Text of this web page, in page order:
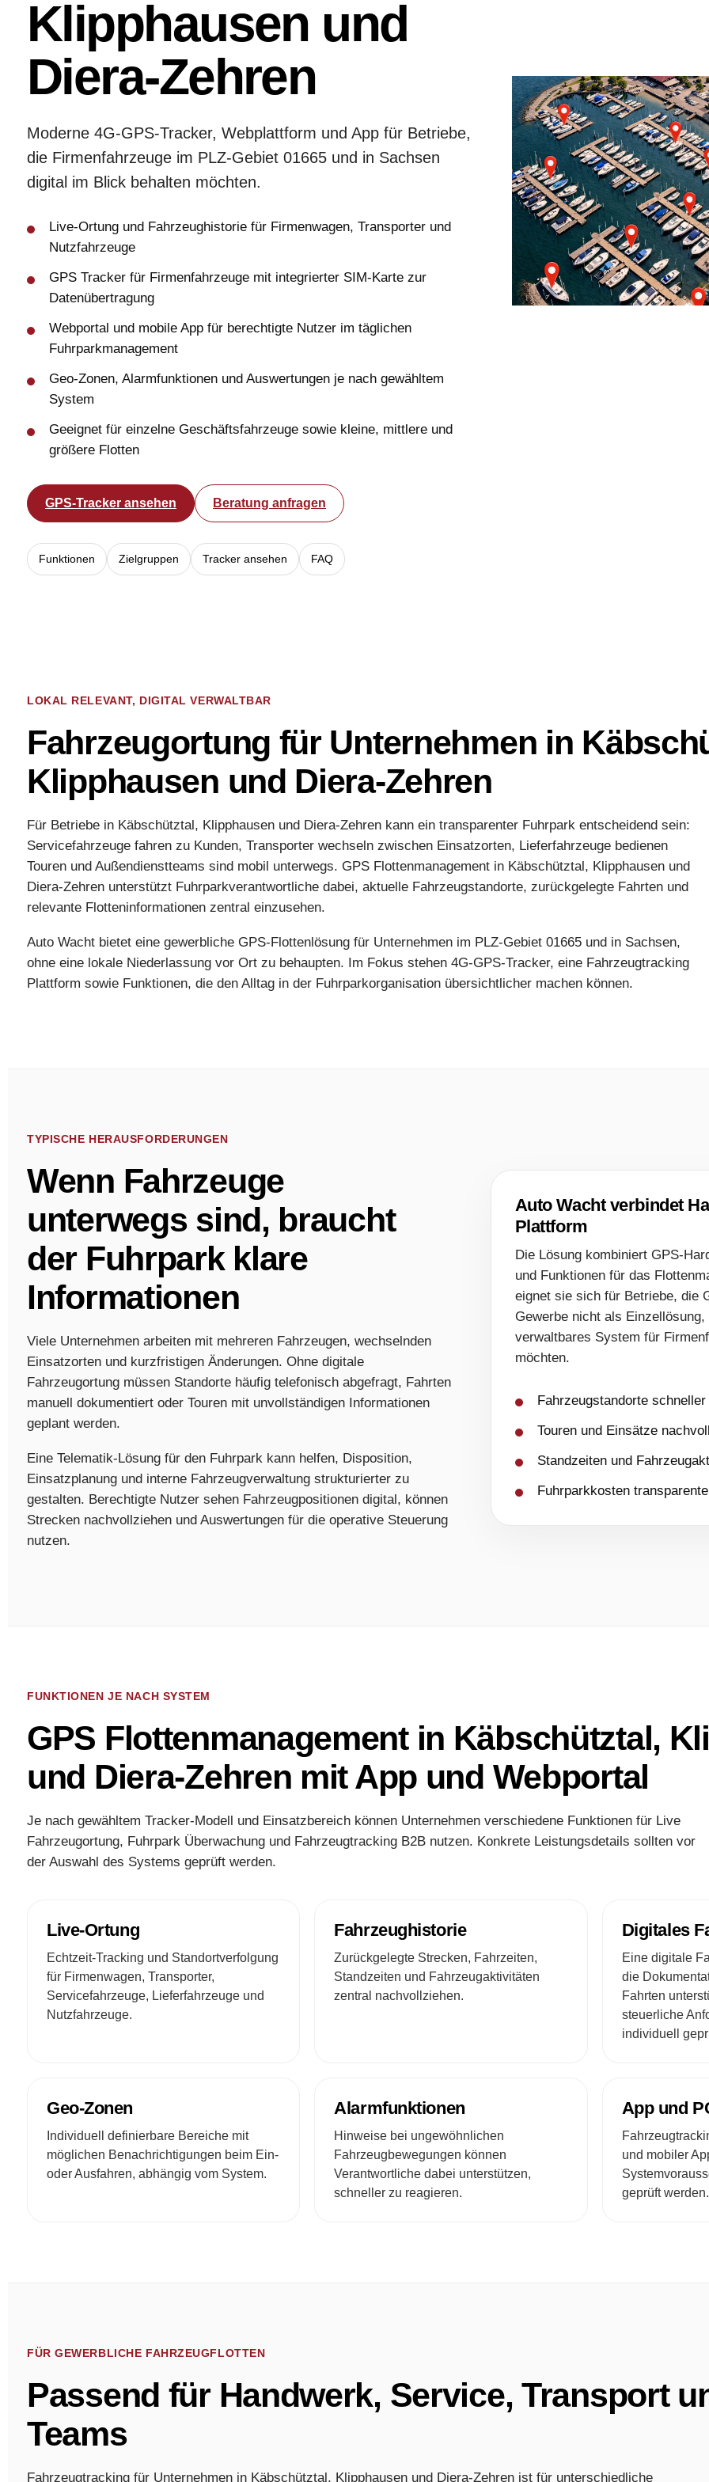
Klipphausen und
Diera-Zehren
Moderne 4G-GPS-Tracker, Webplattform und App für Betriebe,
die Firmenfahrzeuge im PLZ-Gebiet 01665 und in Sachsen
digital im Blick behalten möchten.
Live-Ortung und Fahrzeughistorie für Firmenwagen, Transporter und
Nutzfahrzeuge
GPS Tracker für Firmenfahrzeuge mit integrierter SIM-Karte zur
Datenübertragung
Webportal und mobile App für berechtigte Nutzer im täglichen
Fuhrparkmanagement
Geo-Zonen, Alarmfunktionen und Auswertungen je nach gewähltem
System
Geeignet für einzelne Geschäftsfahrzeuge sowie kleine, mittlere und
größere Flotten
GPS-Tracker ansehen Beratung anfragen
Funktionen Zielgruppen Tracker ansehen FAQ
LOKAL RELEVANT, DIGITAL VERWALTBAR
Fahrzeugortung für Unternehmen in
Klipphausen und Diera-Zehren
Für Betriebe in Käbschütztal, Klipphausen und Diera-Zehren kann ein transparenter Fuhrpark entscheidend sein:
Servicefahrzeuge fahren zu Kunden, Transporter wechseln zwischen Einsatzorten, Lieferfahrzeuge bedienen
Touren und Außendienstteams sind mobil unterwegs. GPS Flottenmanagement in Käbschütztal, Klipphausen und
Diera-Zehren unterstützt Fuhrparkverantwortliche dabei, aktuelle Fahrzeugstandorte, zurückgelegte Fahrten und
relevante Flotteninformationen zentral einzusehen.
Auto Wacht bietet eine gewerbliche GPS-Flottenlösung für Unternehmen im PLZ-Gebiet 01665 und in Sachsen,
ohne eine lokale Niederlassung vor Ort zu behaupten. Im Fokus stehen 4G-GPS-Tracker, eine Fahrzeugtracking
Plattform sowie Funktionen, die den Alltag in der Fuhrparkorganisation übersichtlicher machen können.
TYPISCHE HERAUSFORDERUNGEN
Wenn Fahrzeuge
unterwegs sind, braucht
der Fuhrpark klare
Informationen
Viele Unternehmen arbeiten mit mehreren Fahrzeugen, wechselnden
Einsatzorten und kurzfristigen Änderungen. Ohne digitale
Fahrzeugortung müssen Standorte häufig telefonisch abgefragt, Fahrten
manuell dokumentiert oder Touren mit unvollständigen Informationen
geplant werden.
Eine Telematik-Lösung für den Fuhrpark kann helfen, Disposition,
Einsatzplanung und interne Fahrzeugverwaltung strukturierter zu
gestalten. Berechtigte Nutzer sehen Fahrzeugpositionen digital, können
Strecken nachvollziehen und Auswertungen für die operative Steuerung
nutzen.
Auto Wacht verbindet
Plattform
Die Lösung kombiniert GPS-
und Funktionen für das
eignet sie sich für Betriebe, die
Gewerbe nicht als Einzellösung,
verwaltbares System für
möchten.
Fahrzeugstandorte
Touren und Einsätze
Standzeiten und
Fuhrparkkosten
FUNKTIONEN JE NACH SYSTEM
GPS Flottenmanagement in Käbschütztal,
und Diera-Zehren mit App und Webportal
Je nach gewähltem Tracker-Modell und Einsatzbereich können Unternehmen verschiedene Funktionen für Live
Fahrzeugortung, Fuhrpark Überwachung und Fahrzeugtracking B2B nutzen. Konkrete Leistungsdetails sollten vor
der Auswahl des Systems geprüft werden.
Live-Ortung
Echtzeit-Tracking und Standortverfolgung
für Firmenwagen, Transporter,
Servicefahrzeuge, Lieferfahrzeuge und
Nutzfahrzeuge.
Fahrzeughistorie
Zurückgelegte Strecken, Fahrzeiten,
Standzeiten und Fahrzeugaktivitäten
zentral nachvollziehen.
Digitales
Eine digitale
die
Fahrten
steuerliche
individuell
Geo-Zonen
Individuell definierbare Bereiche mit
möglichen Benachrichtigungen beim Ein-
oder Ausfahren, abhängig vom System.
Alarmfunktionen
Hinweise bei ungewöhnlichen
Fahrzeugbewegungen können
Verantwortliche dabei unterstützen,
schneller zu reagieren.
App und
und mobiler
geprüft werden.
FÜR GEWERBLICHE FAHRZEUGFLOTTEN
Passend für Handwerk, Service, Transport
Teams
Fahrzeugtracking für Unternehmen in Käbschütztal, Klipphausen und Diera-Zehren ist für unterschiedliche